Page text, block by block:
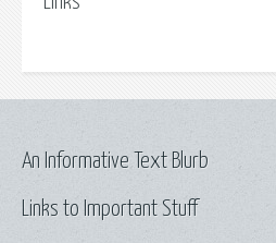
Links to Important Stuff
An Informative Text Blurb